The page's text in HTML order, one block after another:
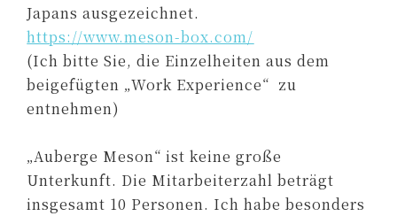
Japans ausgezeichnet.
https://www.meson-box.com/
(Ich bitte Sie, die Einzelheiten aus dem
beigefügten „Work Experience“ zu
entnehmen)
„Auberge Meson“ ist keine große
Unterkunft. Die Mitarbeiterzahl beträgt
insgesamt 10 Personen. Ich habe besonders